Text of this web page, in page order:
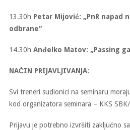
13.30h Petar Mijović: „PnR napad
odbrane“
14.30h Anđelko Matov: „Passing
NAČIN PRIJAVLJIVANJA:
Svi treneri sudionici na seminaru
kod organizatora seminara – KKS
Prijavu je potrebno izvršiti zaključno sa